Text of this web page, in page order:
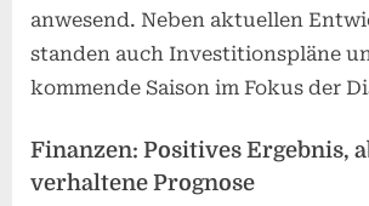
anwesend. Neben aktuellen
standen auch Investitionspläne
kommende Saison im Fokus der
Finanzen: Positives Ergebnis,
verhaltene Prognose